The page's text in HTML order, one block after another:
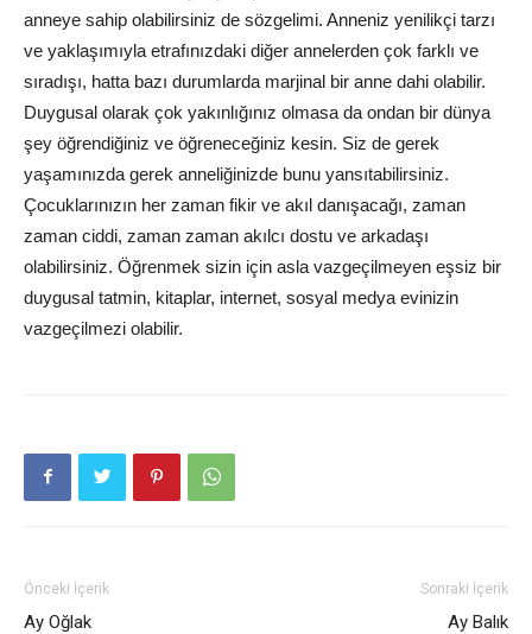
anneye sahip olabilirsiniz de sözgelimi. Anneniz yenilikçi tarzı
ve yaklaşımıyla etrafınızdaki diğer annelerden çok farklı ve
sıradışı, hatta bazı durumlarda marjinal bir anne dahi olabilir.
Duygusal olarak çok yakınlığınız olmasa da ondan bir dünya
şey öğrendiğiniz ve öğreneceğiniz kesin. Siz de gerek
yaşamınızda gerek anneliğinizde bunu yansıtabilirsiniz.
Çocuklarınızın her zaman fikir ve akıl danışacağı, zaman
zaman ciddi, zaman zaman akılcı dostu ve arkadaşı
olabilirsiniz. Öğrenmek sizin için asla vazgeçilmeyen eşsiz bir
duygusal tatmin, kitaplar, internet, sosyal medya evinizin
vazgeçilmezi olabilir.
Önceki İçerik
Ay Oğlak
Sonraki İçerik
Ay Balık